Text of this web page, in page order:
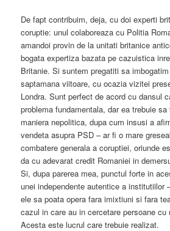
De fapt contribuim, deja, cu doi experti
coruptie: unul colaboreaza cu Politia
amandoi provin de la unitati britanice
bogata expertiza bazata pe cazuistica
Britanie. Si suntem pregatiti sa
saptamana viitoare, cu ocazia vizitei
Londra. Sunt perfect de acord cu dansul
problema fundamentala, dar ea trebuie
maniera nepolitica, dupa cum insusi a
vendeta asupra PSD – ar fi o mare
combatere generala a coruptiei, oriunde
da cu adevarat credit Romaniei in
Si, dupa parerea mea, punctul forte in
unei independente autentice a
ele sa poata opera fara imixtiuni si fara
cazul in care au in cercetare persoane cu
Acesta este lucrul care trebuie realizat.